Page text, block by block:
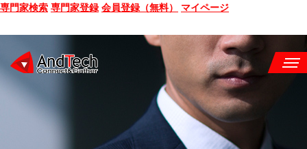
専門家検索 専門家登録 会員登録（無料） マイページ